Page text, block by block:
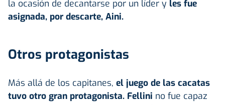
la ocasión de decantarse por un líder y les fue
asignada, por descarte, Aini.
Otros protagonistas
Más allá de los capitanes, el juego de las cacatas
tuvo otro gran protagonista. Fellini no fue capaz